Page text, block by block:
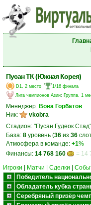
Пусан ТК (Южная Корея)
D1, 2 место
1/16 финала
Лига чемпионов Азии: Группа, 1
Менеджер: Вова Горбатов
Ник:
vkobra
Стадион: "Пусан Гудеок
База: 8 уровень (36 из 36
Атмосфера в команде: +1%
Финансы: 14 768 160
= 14
Игроки
Матчи Сделки
Победитель
Обладатель кубка
Серебряный призёр